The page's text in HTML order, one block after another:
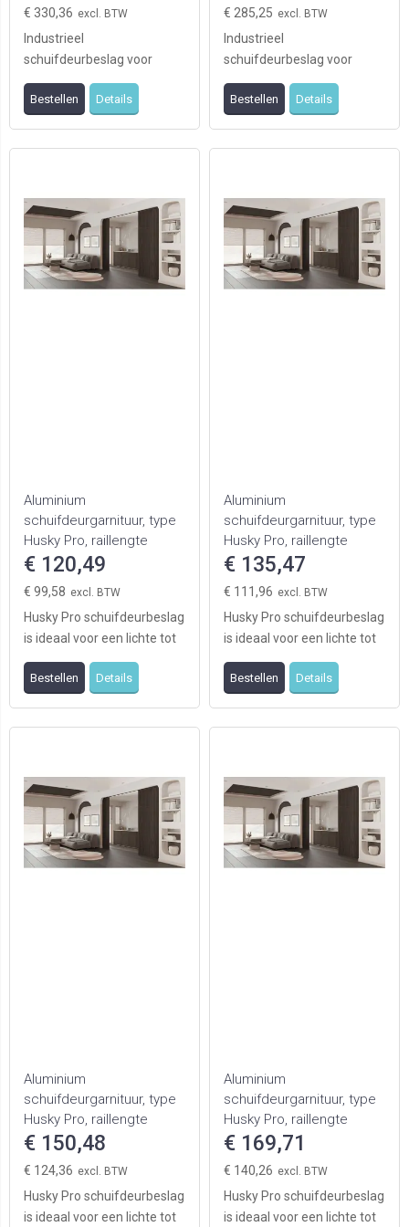
€ 330,36
Industrieel
schuifdeurbeslag voor
landelijke of moderne
ruimtes, stalen beslag
Bestellen Details
€ 285,25
Industrieel
schuifdeurbeslag voor
landelijke of moderne
ruimtes, stalen beslag
Bestellen Details
Aluminium
schuifdeurgarnituur, type
Husky Pro, raillengte
1500mm
€ 120,49
€ 99,58
Husky Pro schuifdeurbeslag
is ideaal voor een lichte tot
zware
binnendeurtoepassing.
Bestellen Details
Aluminium
schuifdeurgarnituur, type
Husky Pro, raillengte
2000mm
€ 135,47
€ 111,96
Husky Pro schuifdeurbeslag
is ideaal voor een lichte tot
zware
binnendeurtoepassing.
Bestellen Details
Aluminium
schuifdeurgarnituur, type
Husky Pro, raillengte
2500mm
€ 150,48
€ 124,36
Husky Pro schuifdeurbeslag
is ideaal voor een lichte tot
Aluminium
schuifdeurgarnituur, type
Husky Pro, raillengte
3000mm
€ 169,71
€ 140,26
Husky Pro schuifdeurbeslag
is ideaal voor een lichte tot